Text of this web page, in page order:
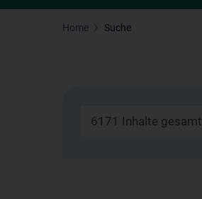
Home Suche
6171 Inhalte gesamt